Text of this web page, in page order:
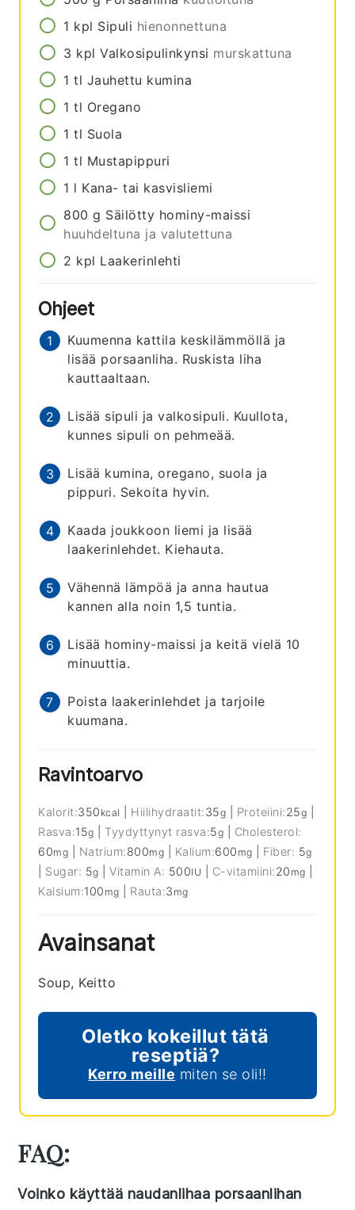
1 kpl Sipuli hienonnettuna
3 kpl Valkosipulinkynsi murskattuna
1 tl Jauhettu kumina
1 tl Oregano
1 tl Suola
1 tl Mustapippuri
1 l Kana- tai kasvisliemi
800 g Säilötty hominy-maissi
huuhdeltuna ja valutettuna
2 kpl Laakerinlehti
Ohjeet
Kuumenna kattila keskilämmöllä ja
lisää porsaanliha. Ruskista liha
kauttaaltaan.
Lisää sipuli ja valkosipuli. Kuullota,
kunnes sipuli on pehmeää.
Lisää kumina, oregano, suola ja
pippuri. Sekoita hyvin.
Kaada joukkoon liemi ja lisää
laakerinlehdet. Kiehauta.
Vähennä lämpöä ja anna hautua
kannen alla noin 1,5 tuntia.
Lisää hominy-maissi ja keitä vielä 10
minuuttia.
Poista laakerinlehdet ja tarjoile
kuumana.
Ravintoarvo
Kalorit:350 kcal Hiilihydraatit:35g Proteiini:25g
Rasva:15g Tyydyttynyt rasva:5g
Cholesterol:
60mg Natrium:800mg Kalium:600 mg Fiber: 5g
Sugar: 5g |Vitamin A: 500IU C-vitamiini:20 mg
Kalsium:100 mg Rauta:3 mg
Avainsanat
Soup, Keitto
Oletko kokeillut tätä
reseptiä?
Kerro meille miten se oli!!
FAQ:
Voinko käyttää naudanlihaa porsaanlihan